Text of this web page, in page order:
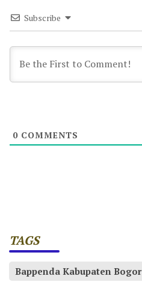
Subscribe
0 COMMENTS
TAGS
Bappenda Kabupaten Bogor